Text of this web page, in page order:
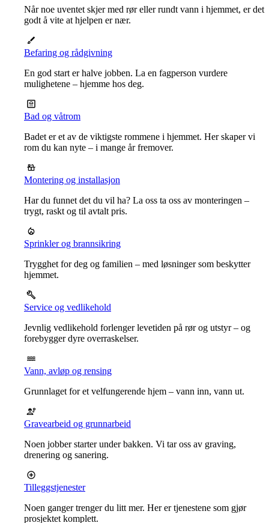
Når noe uventet skjer med rør eller rundt vann i hjemmet, er det
godt å vite at hjelpen er nær.
Befaring og rådgivning
En god start er halve jobben. La en fagperson vurdere
mulighetene – hjemme hos deg.
Bad og våtrom
Badet er et av de viktigste rommene i hjemmet. Her skaper vi
rom du kan nyte – i mange år fremover.
Montering og installasjon
Har du funnet det du vil ha? La oss ta oss av monteringen –
trygt, raskt og til avtalt pris.
Sprinkler og brannsikring
Trygghet for deg og familien – med løsninger som beskytter
hjemmet.
Service og vedlikehold
Jevnlig vedlikehold forlenger levetiden på rør og utstyr – og
forebygger dyre overraskelser.
Vann, avløp og rensing
Grunnlaget for et velfungerende hjem – vann inn, vann ut.
Gravearbeid og grunnarbeid
Noen jobber starter under bakken. Vi tar oss av graving,
drenering og sanering.
Tilleggstjenester
Noen ganger trenger du litt mer. Her er tjenestene som gjør
prosjektet komplett.